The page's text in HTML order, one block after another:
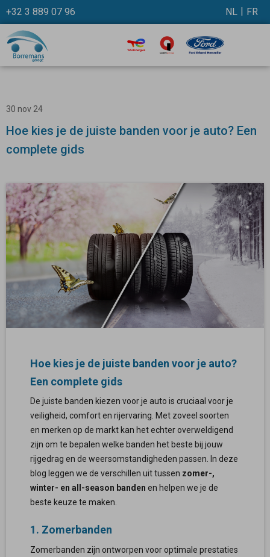
+32 3 889 07 96 NL FR
30 nov 24
Hoe kies je de juiste banden voor je auto? Een
complete gids
Hoe kies je de juiste banden voor je auto?
Een complete gids
De juiste banden kiezen voor je auto is cruciaal voor je
veiligheid, comfort en rijervaring. Met zoveel soorten
en merken op de markt kan het echter overweldigend
zijn om te bepalen welke banden het beste bij jouw
rijgedrag en de weersomstandigheden passen. In deze
blog leggen we de verschillen uit tussen zomer-,
winter- en all-season banden en helpen we je de
beste keuze te maken.
1. Zomerbanden
Zomerbanden zijn ontworpen voor optimale prestaties